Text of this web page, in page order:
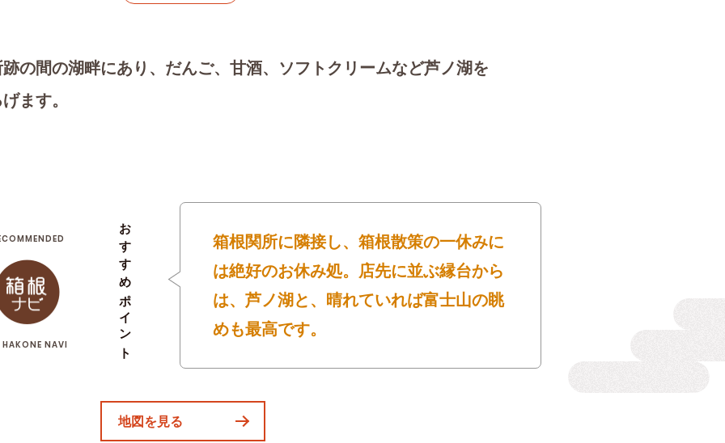
の間の湖畔にあり、だんご、甘酒、ソフトクリームなど芦ノ湖を
ます。
おすすめポイント
箱根関所に隣接し、箱根散策の一休みに
は絶好のお休み処。店先に並ぶ縁台から
は、芦ノ湖と、晴れていれば富士山の眺
めも最高です。
HAKONE NAVI
地図を見る